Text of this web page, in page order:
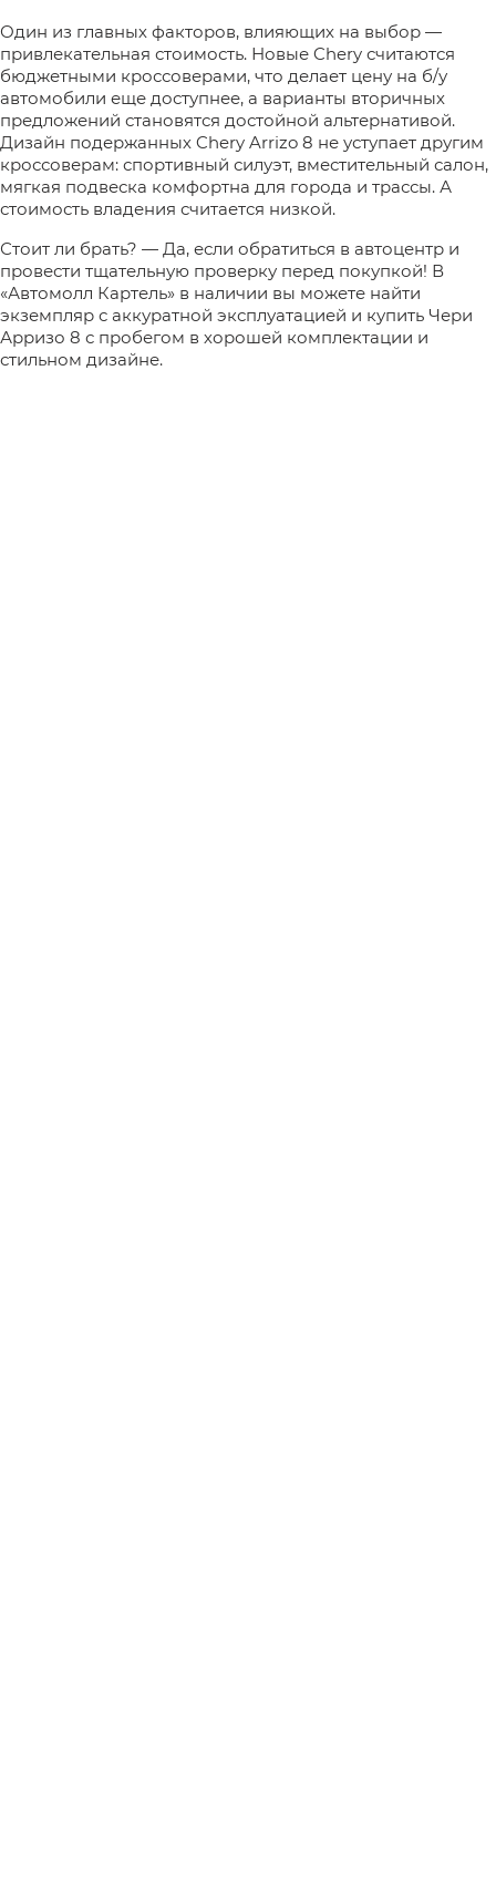
Один из главных факторов, влияющих на выбор —
привлекательная стоимость. Новые Chery считаются
бюджетными кроссоверами, что делает цену на б/у
автомобили еще доступнее, а варианты вторичных
предложений становятся достойной альтернативой.
Дизайн подержанных Chery Arrizo 8 не уступает другим
кроссоверам: спортивный силуэт, вместительный салон,
мягкая подвеска комфортна для города и трассы. А
стоимость владения считается низкой.
Стоит ли брать? — Да, если обратиться в автоцентр и
провести тщательную проверку перед покупкой! В
«Автомолл Картель» в наличии вы можете найти
экземпляр с аккуратной эксплуатацией и купить Чери
Арризо 8 с пробегом в хорошей комплектации и
стильном дизайне.